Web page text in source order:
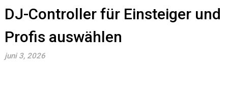
DJ-Controller für Einsteiger und
Profis auswählen
juni 3, 2026